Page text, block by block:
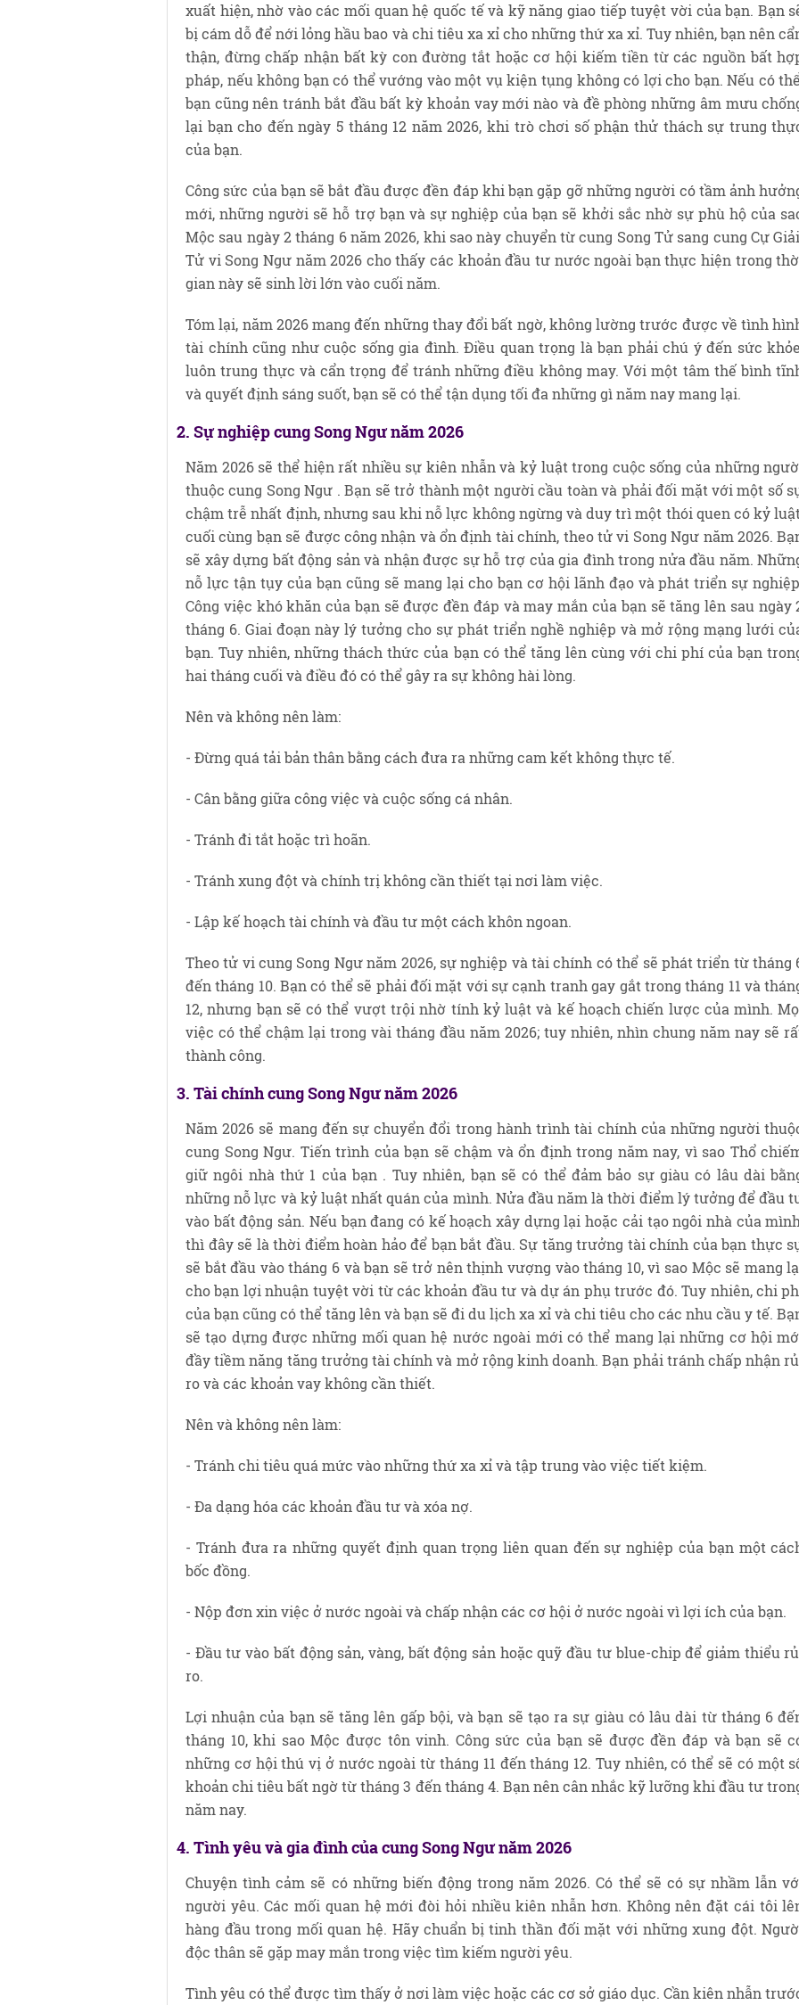
xuất hiện, nhờ vào các mối quan hệ quốc tế và kỹ năng giao tiếp tuyệt vời của bạn. Bạn
bị cám dỗ để nới lỏng hầu bao và chi tiêu xa xỉ cho những thứ xa xỉ. Tuy nhiên, bạn nên
thận, đừng chấp nhận bất kỳ con đường tắt hoặc cơ hội kiếm tiền từ các nguồn bất
pháp, nếu không bạn có thể vướng vào một vụ kiện tụng không có lợi cho bạn. Nếu có
bạn cũng nên tránh bắt đầu bất kỳ khoản vay mới nào và đề phòng những âm mưu
lại bạn cho đến ngày 5 tháng 12 năm 2026, khi trò chơi số phận thử thách sự trung
của bạn.
Công sức của bạn sẽ bắt đầu được đền đáp khi bạn gặp gỡ những người có tầm ảnh
mới, những người sẽ hỗ trợ bạn và sự nghiệp của bạn sẽ khởi sắc nhờ sự phù hộ của
Mộc sau ngày 2 tháng 6 năm 2026, khi sao này chuyển từ cung Song Tử sang cung Cự
Tử vi Song Ngư năm 2026 cho thấy các khoản đầu tư nước ngoài bạn thực hiện trong
gian này sẽ sinh lời lớn vào cuối năm.
Tóm lại, năm 2026 mang đến những thay đổi bất ngờ, không lường trước được về tình
tài chính cũng như cuộc sống gia đình. Điều quan trọng là bạn phải chú ý đến sức
luôn trung thực và cẩn trọng để tránh những điều không may. Với một tâm thế bình
và quyết định sáng suốt, bạn sẽ có thể tận dụng tối đa những gì năm nay mang lại.
2. Sự nghiệp cung Song Ngư năm 2026
Năm 2026 sẽ thể hiện rất nhiều sự kiên nhẫn và kỷ luật trong cuộc sống của những
thuộc cung Song Ngư . Bạn sẽ trở thành một người cầu toàn và phải đối mặt với một số
chậm trễ nhất định, nhưng sau khi nỗ lực không ngừng và duy trì một thói quen có kỷ
cuối cùng bạn sẽ được công nhận và ổn định tài chính, theo tử vi Song Ngư năm 2026.
sẽ xây dựng bất động sản và nhận được sự hỗ trợ của gia đình trong nửa đầu năm.
nỗ lực tận tụy của bạn cũng sẽ mang lại cho bạn cơ hội lãnh đạo và phát triển sự
Công việc khó khăn của bạn sẽ được đền đáp và may mắn của bạn sẽ tăng lên sau ngày
tháng 6. Giai đoạn này lý tưởng cho sự phát triển nghề nghiệp và mở rộng mạng lưới
bạn. Tuy nhiên, những thách thức của bạn có thể tăng lên cùng với chi phí của bạn
hai tháng cuối và điều đó có thể gây ra sự không hài lòng.
Nên và không nên làm:
- Đừng quá tải bản thân bằng cách đưa ra những cam kết không thực tế.
- Cân bằng giữa công việc và cuộc sống cá nhân.
- Tránh đi tắt hoặc trì hoãn.
- Tránh xung đột và chính trị không cần thiết tại nơi làm việc.
- Lập kế hoạch tài chính và đầu tư một cách khôn ngoan.
Theo tử vi cung Song Ngư năm 2026, sự nghiệp và tài chính có thể sẽ phát triển từ tháng
đến tháng 10. Bạn có thể sẽ phải đối mặt với sự cạnh tranh gay gắt trong tháng 11 và
12, nhưng bạn sẽ có thể vượt trội nhờ tính kỷ luật và kế hoạch chiến lược của mình.
việc có thể chậm lại trong vài tháng đầu năm 2026; tuy nhiên, nhìn chung năm nay sẽ
thành công.
3. Tài chính cung Song Ngư năm 2026
Năm 2026 sẽ mang đến sự chuyển đổi trong hành trình tài chính của những người
cung Song Ngư. Tiến trình của bạn sẽ chậm và ổn định trong năm nay, vì sao Thổ
giữ ngôi nhà thứ 1 của bạn . Tuy nhiên, bạn sẽ có thể đảm bảo sự giàu có lâu dài
những nỗ lực và kỷ luật nhất quán của mình. Nửa đầu năm là thời điểm lý tưởng để đầu
vào bất động sản. Nếu bạn đang có kế hoạch xây dựng lại hoặc cải tạo ngôi nhà của
thì đây sẽ là thời điểm hoàn hảo để bạn bắt đầu. Sự tăng trưởng tài chính của bạn thực
sẽ bắt đầu vào tháng 6 và bạn sẽ trở nên thịnh vượng vào tháng 10, vì sao Mộc sẽ mang
cho bạn lợi nhuận tuyệt vời từ các khoản đầu tư và dự án phụ trước đó. Tuy nhiên, chi
của bạn cũng có thể tăng lên và bạn sẽ đi du lịch xa xỉ và chi tiêu cho các nhu cầu y tế.
sẽ tạo dựng được những mối quan hệ nước ngoài mới có thể mang lại những cơ hội
đầy tiềm năng tăng trưởng tài chính và mở rộng kinh doanh. Bạn phải tránh chấp nhận
ro và các khoản vay không cần thiết.
Nên và không nên làm:
- Tránh chi tiêu quá mức vào những thứ xa xỉ và tập trung vào việc tiết kiệm.
- Đa dạng hóa các khoản đầu tư và xóa nợ.
- Tránh đưa ra những quyết định quan trọng liên quan đến sự nghiệp của bạn một
bốc đồng.
- Nộp đơn xin việc ở nước ngoài và chấp nhận các cơ hội ở nước ngoài vì lợi ích của bạn.
- Đầu tư vào bất động sản, vàng, bất động sản hoặc quỹ đầu tư blue-chip để giảm thiểu
ro.
Lợi nhuận của bạn sẽ tăng lên gấp bội, và bạn sẽ tạo ra sự giàu có lâu dài từ tháng 6
tháng 10, khi sao Mộc được tôn vinh. Công sức của bạn sẽ được đền đáp và bạn sẽ
những cơ hội thú vị ở nước ngoài từ tháng 11 đến tháng 12. Tuy nhiên, có thể sẽ có một
khoản chi tiêu bất ngờ từ tháng 3 đến tháng 4. Bạn nên cân nhắc kỹ lưỡng khi đầu tư
năm nay.
4. Tình yêu và gia đình của cung Song Ngư năm 2026
Chuyện tình cảm sẽ có những biến động trong năm 2026. Có thể sẽ có sự nhầm lẫn
người yêu. Các mối quan hệ mới đòi hỏi nhiều kiên nhẫn hơn. Không nên đặt cái tôi
hàng đầu trong mối quan hệ. Hãy chuẩn bị tinh thần đối mặt với những xung đột.
độc thân sẽ gặp may mắn trong việc tìm kiếm người yêu.
Tình yêu có thể được tìm thấy ở nơi làm việc hoặc các cơ sở giáo dục. Cần kiên nhẫn